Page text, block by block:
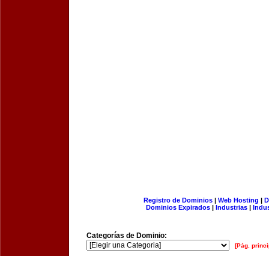
Registro de Dominios| Web Hosting |
Dominios Expirados | Industrias |
Categorías de Dominio:
[Pág.